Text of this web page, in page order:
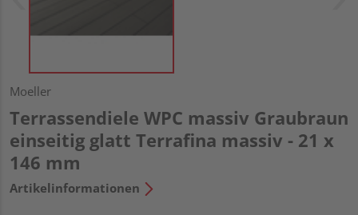
Moeller
Terrassendiele WPC massiv Graubraun
einseitig glatt Terrafina massiv - 21 x
146 mm
Artikelinformationen